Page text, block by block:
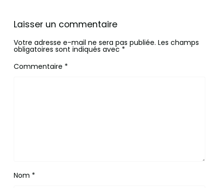
Laisser un commentaire
Votre adresse e-mail ne sera pas publiée. Les champs
obligatoires sont indiqués avec *
Commentaire *
Nom *